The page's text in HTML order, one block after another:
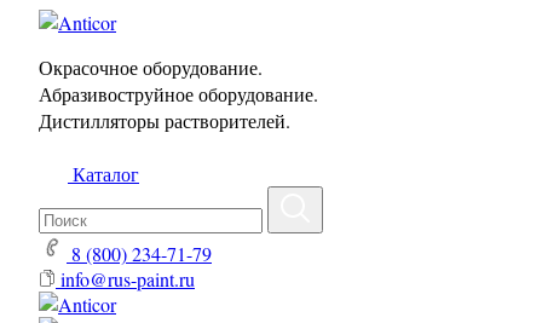
Окрасочное оборудование.
Абразивоструйное оборудование.
Дистилляторы растворителей.
Каталог
8 (800) 234-71-79
info@rus-paint.ru